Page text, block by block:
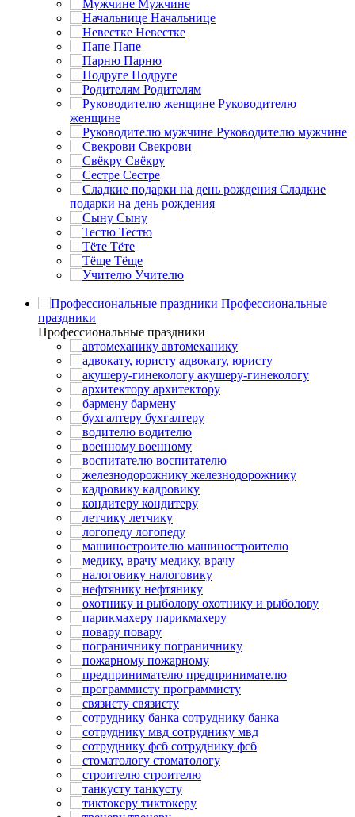
Мужчине
Начальнице
Невестке
Папе
Парню
Подруге
Родителям
Руководителю
женщине
Руководителю мужчине
Свекрови
Свёкру
Сестре
Сладкие
подарки на день рождения
Сыну
Тестю
Тёте
Тёще
Учителю
Профессиональные
праздники
Профессиональные праздники
автомеханику
адвокату, юристу
акушеру-гинекологу
архитектору
бармену
бухгалтеру
водителю
военному
воспитателю
железнодорожнику
кадровику
кондитеру
летчику
логопеду
машиностроителю
медику, врачу
налоговику
нефтянику
охотнику и рыболову
парикмахеру
повару
пограничнику
пожарному
предпринимателю
программисту
связисту
сотруднику банка
сотруднику мвд
сотруднику фсб
стоматологу
строителю
танкусту
тиктокеру